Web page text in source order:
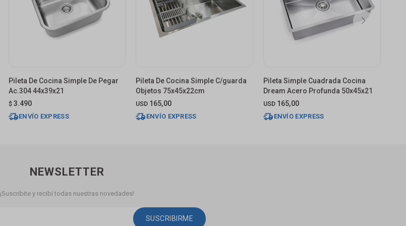
Pileta De Cocina Simple De Pegar
Ac.304 44x39x21
$ 3.490
ENVÍO EXPRESS
Pileta De Cocina Simple C/guarda
Objetos 75x45x22cm
USD 165,00
ENVÍO EXPRESS
Pileta Simple Cuadrada Cocina
Dream Acero Profunda 50x45x21
USD 165,00
ENVÍO EXPRESS
NEWSLETTER
¡Suscribite y recibí todas nuestras novedades!
SUSCRIBIRME